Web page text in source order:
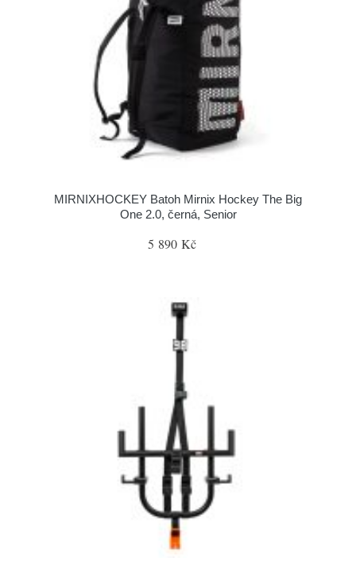
MIRNIXHOCKEY Batoh Mirnix Hockey The Big
One 2.0, černá, Senior
5 890 Kč